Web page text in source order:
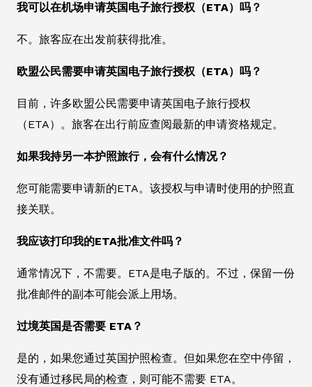
我可以在机场申请英国电子旅行授权（ETA）吗？
不。旅客应在出发前获得批准。
欧盟公民需要申请英国电子旅行授权（ETA）吗？
目前，许多欧盟公民需要申请英国电子旅行授权
（ETA）。旅客在出行前应查阅最新的申请资格规定。
如果我持另一本护照旅行，会有什么情况？
您可能需要申请新的ETA。该授权与申请时使用的护照直
接关联。
我应该打印我的ETA批准文件吗？
通常情况下，不需要。ETA是电子版的。不过，保留一份
批准邮件的副本可能会派上用场。
过境英国是否需要 ETA？
是的，如果您通过英国护照检查。但如果您在空中停留，
没有通过移民局的检查，则可能不需要 ETA。